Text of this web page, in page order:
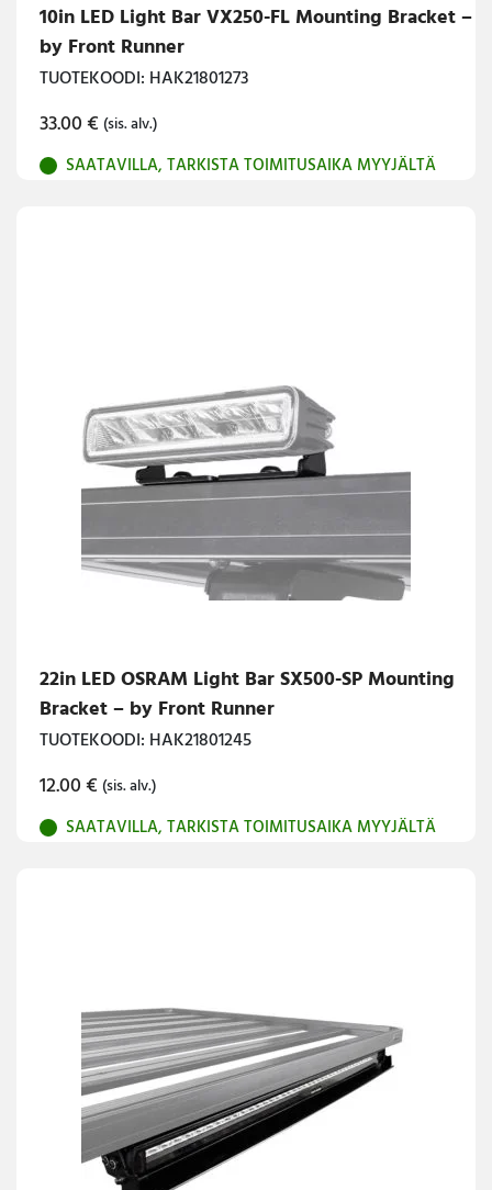
10in LED Light Bar VX250-FL Mounting Bracket –
by Front Runner
TUOTEKOODI: HAK21801273
33.00€ (sis. alv.)
SAATAVILLA, TARKISTA TOIMITUSAIKA MYYJÄLTÄ
22in LED OSRAM Light Bar SX500-SP Mounting
Bracket – by Front Runner
TUOTEKOODI: HAK21801245
12.00€ (sis. alv.)
SAATAVILLA, TARKISTA TOIMITUSAIKA MYYJÄLTÄ